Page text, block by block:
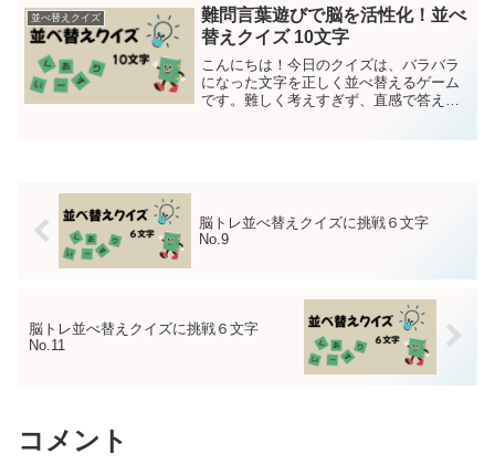
い。今回は８文字です。 問題は15問で
す。それでは、クイズスタ...
並べ替えクイズ
難問言葉遊びで脳を活性化！並べ
替えクイズ 10文字
こんにちは！今日のクイズは、バラバラ
になった文字を正しく並べ替えるゲーム
です。難しく考えすぎず、直感で答えて
脳トレ並べ替えクイズに挑戦６文字
No.9
脳トレ並べ替えクイズに挑戦６文字
No.11
コメント